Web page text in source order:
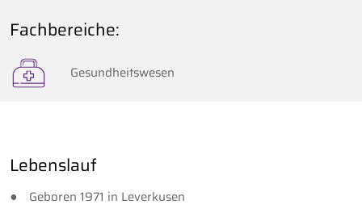
Fachbereiche:
Gesundheitswesen
Lebenslauf
Geboren 1971 in Leverkusen